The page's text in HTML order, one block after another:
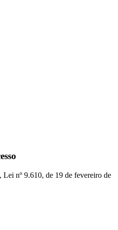
nº 9.610, de 19 de fevereiro de